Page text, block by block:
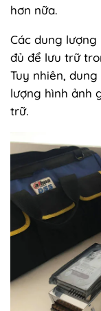
hơn nữa.
Các dung lượng
đủ để lưu trữ
Tuy nhiên,
lượng hình ảnh
trữ.